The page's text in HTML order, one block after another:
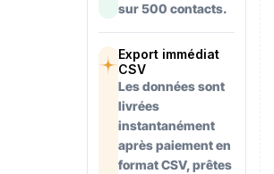
sur 500 contacts.
Export immédiat
CSV
Les données sont
livrées
instantanément
après paiement en
format CSV, prêtes